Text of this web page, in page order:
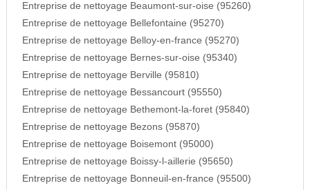
Entreprise de nettoyage Beaumont-sur-oise (95260)
Entreprise de nettoyage Bellefontaine (95270)
Entreprise de nettoyage Belloy-en-france (95270)
Entreprise de nettoyage Bernes-sur-oise (95340)
Entreprise de nettoyage Berville (95810)
Entreprise de nettoyage Bessancourt (95550)
Entreprise de nettoyage Bethemont-la-foret (95840)
Entreprise de nettoyage Bezons (95870)
Entreprise de nettoyage Boisemont (95000)
Entreprise de nettoyage Boissy-l-aillerie (95650)
Entreprise de nettoyage Bonneuil-en-france (95500)